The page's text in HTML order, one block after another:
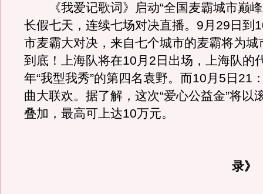
《我爱记歌词》启动“全国麦霸城市巅峰
长假七天，连续七场对决直播。9月29日到
市麦霸大对决，来自七个城市的麦霸将为城
到底！上海队将在10月2日出场，上海队的
年“我型我秀”的第四名袁野。而10月5日21
曲大联欢。据了解，这次“爱心公益金”将以
叠加，最高可上达10万元。
录》